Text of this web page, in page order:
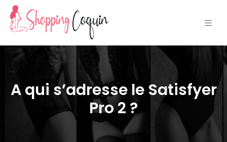
A qui s’adresse le Satisfyer
Pro 2 ?